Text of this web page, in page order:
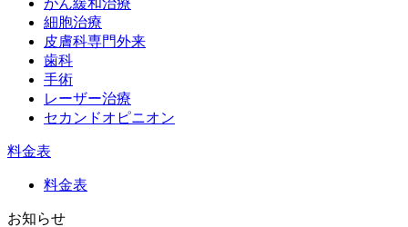
細胞治療
皮膚科専門外来
歯科
手術
レーザー治療
セカンドオピニオン
料金表
料金表
お知らせ